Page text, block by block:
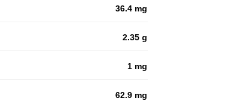
36.4 mg
2.35 g
1 mg
62.9 mg